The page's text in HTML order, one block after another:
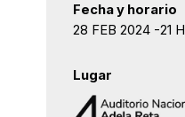
Fecha y horario
28 FEB 2024 -21 H
Lugar